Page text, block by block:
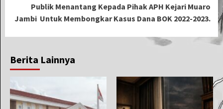
Publik Menantang Kepada Pihak APH Kejari Muaro
Jambi Untuk Membongkar Kasus Dana BOK 2022-2023.
Berita Lainnya